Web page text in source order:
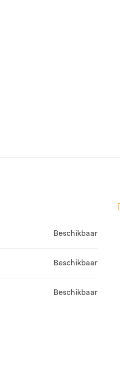
Beschikbaar
Beschikbaar
Beschikbaar